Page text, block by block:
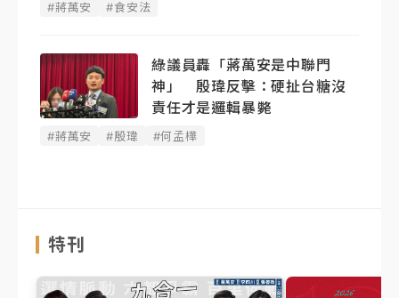
#蔣萬安 #食安法
綠議員轟「蔣萬安是中聯門
神」 殷瑋反擊：硬扯台糖沒
責任才是邏輯暴斃
#蔣萬安 #殷瑋 #何孟樺
特刊